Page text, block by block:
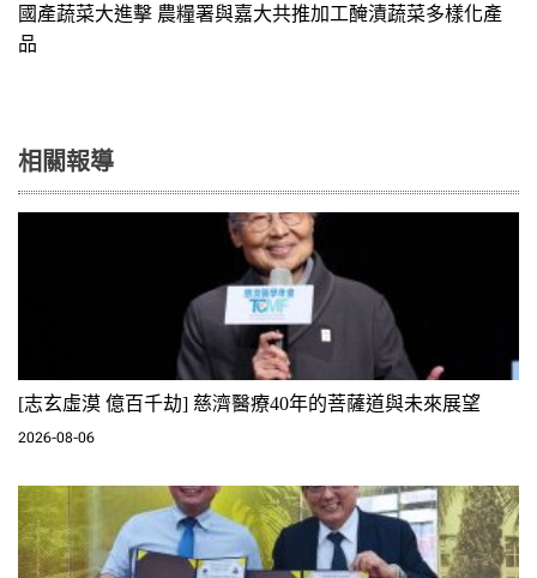
導
國產蔬菜大進擊 農糧署與嘉大共推加工醃漬蔬菜多樣化產
品
相關報導
[志玄虛漠 億百千劫] 慈濟醫療40年的菩薩道與未來展望
2026-08-06